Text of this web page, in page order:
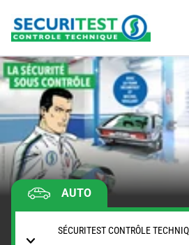
AUTO
SÉCURITEST CONTRÔLE